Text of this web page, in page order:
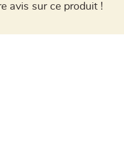
avis sur ce produit !